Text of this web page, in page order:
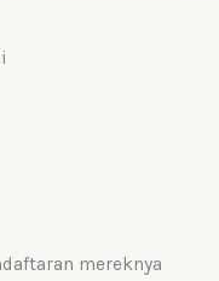
mereknya